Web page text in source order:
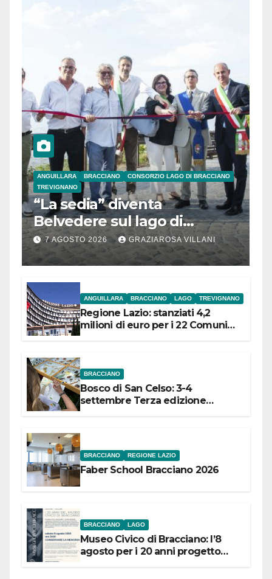
ANGUILLARA BRACCIANO
CONSORZIO LAGO DI BRACCIANO
TREVIGNANO
“La sedia” diventa
Belvedere sul lago di
Bracciano: ieri
l’inaugurazione
7 AGOSTO 2026 GRAZIAROSA VILLANI
ANGUILLARA BRACCIANO LAGO TREVIGNANO
Regione Lazio: stanziati 4,2
milioni di euro per i 22 Comuni
BRACCIANO
Bosco di San Celso: 3-4
settembre Terza edizione
BRACCIANO REGIONE LAZIO
Faber School Bracciano 2026
BRACCIANO LAGO
Museo Civico di Bracciano: l’8
agosto per i 20 anni progetto